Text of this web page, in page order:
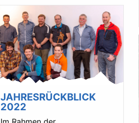
JAHRESRÜCKBLICK
2022